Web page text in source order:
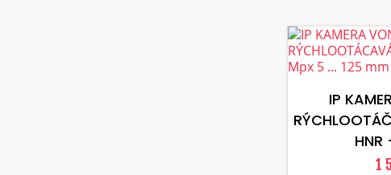
IP
HNR
1